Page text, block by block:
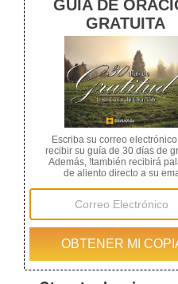
diciendo: "La
para poseerla es
con la
estas tierras, con
abominaciones
de un extremo a
impureza.